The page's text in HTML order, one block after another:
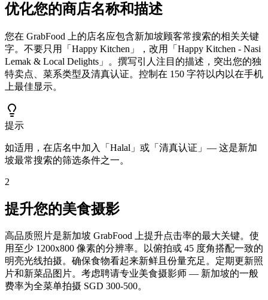
优化您的商店名称和描述
您在 GrabFood 上的店名应包含新加坡顾客常搜索的相关关键
字。不要只用「Happy Kitchen」，改用「Happy Kitchen - Nasi
Lemak & Local Delights」。撰写引人注目的描述，突出您的独
特卖点、菜系类型及清真认证。控制在 150 字符以内以在手机
上最佳显示。
提示
如适用，在店名中加入「Halal」或「清真认证」— 这是新加
坡最常搜索的筛选条件之一。
2
提升您的美食摄影
高品质照片是新加坡 GrabFood 上提升点击率的最大关键。使
用至少 1200x800 像素的分辨率。以俯拍或 45 度角搭配一致的
明亮光线拍摄。确保食物看起来新鲜且份量充足。定期更新照
片和新菜品图片。考虑聘请专业美食摄影师 — 新加坡的一般
费率为全菜单拍摄 SGD 300-500。